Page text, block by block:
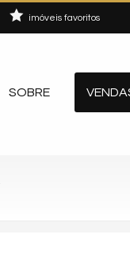
imóveis favoritos
SOBRE